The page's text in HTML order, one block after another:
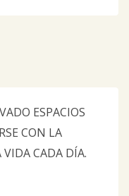
ESPACIOS
CON LA
CADA DÍA.